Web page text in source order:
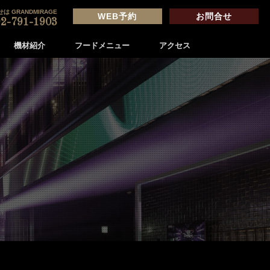
機材紹介 フードメニュー アクセス
は GRANDMIRAGE
791-1903
WEB予約 お問合せ